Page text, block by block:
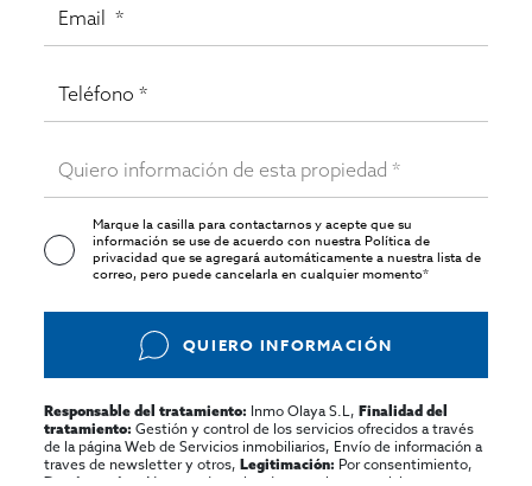
Marque la casilla para contactarnos y acepte que su
información se use de acuerdo con nuestraPolítica de
privacidadque se agregará automáticamente a nuestra lista de
correo, pero puede cancelarla en cualquier momento*
QUIERO INFORMACIÓN
Responsable del tratamiento: Inmo Olaya S.L,Finalidad del
tratamiento: Gestión y control de los servicios ofrecidos a través
de la página Web de Servicios inmobiliarios, Envío de información a
traves de newsletter y otros,Legitimación: Por consentimiento,
Destinatarios: